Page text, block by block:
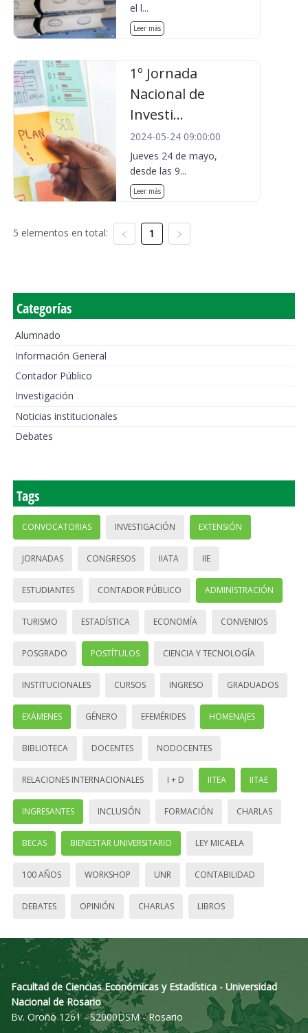
el l...
Leer más
1º Jornada
Nacional de
Investi...
2024-05-24 09:00:00
Jueves 24 de mayo,
desde las 9...
Leer más
5 elementos en total: 1
Categorías
Alumnado
Información General
Contador Público
Investigación
Noticias institucionales
Debates
Tags
CONVOCATORIAS INVESTIGACIÓN EXTENSIÓN
JORNADAS CONGRESOS IIATA IIE
ESTUDIANTES CONTADOR PÚBLICO ADMINISTRACIÓN
TURISMO ESTADÍSTICA ECONOMÍA CONVENIOS
POSGRADO POSTÍTULOS CIENCIA Y TECNOLOGÍA
INSTITUCIONALES CURSOS INGRESO GRADUADOS
EXÁMENES GÉNERO EFEMÉRIDES HOMENAJES
BIBLIOTECA DOCENTES NODOCENTES
RELACIONES INTERNACIONALES I + D IITEA IITAE
INGRESANTES INCLUSIÓN FORMACIÓN CHARLAS
BECAS BIENESTAR UNIVERSITARIO LEY MICAELA
100 AÑOS WORKSHOP UNR CONTABILIDAD
DEBATES OPINIÓN CHARLAS LIBROS
Facultad de Ciencias Económicas y Estadística - Universidad
Nacional de Rosario
Bv. Oroño 1261 - S2000DSM - Rosario